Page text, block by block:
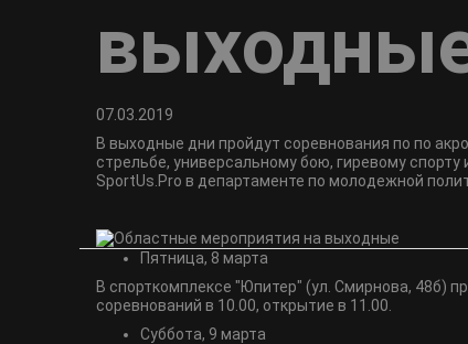
07.03.2019
В выходные дни пройдут соревнования по по
стрельбе, универсальному бою, гиревому
SportUs.Pro в департаменте по молодежной
Пятница, 8 марта
В спорткомплексе "Юпитер" (ул. Смирнова, 48б)
соревнований в 10.00, открытие в 11.00.
Суббота, 9 марта